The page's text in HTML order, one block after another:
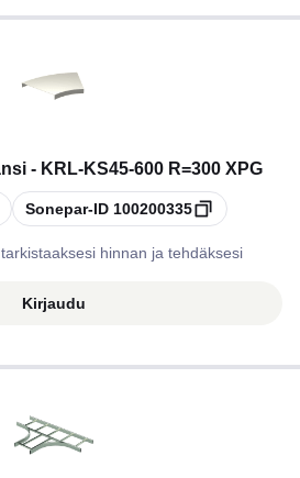
- KRL-KS45-600 R=300 XPG
Kopioi
Sonepar-ID 100200335
hinnan ja tehdäksesi
Kirjaudu